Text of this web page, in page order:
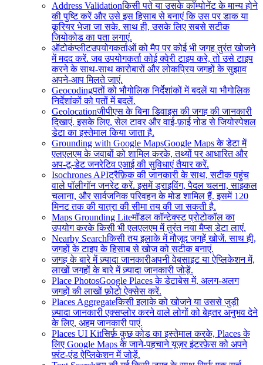
Address Validationकिसी पते या उसके कॉम्पोनेंट के मान्य होने
की पुष्टि करें और उसे इस हिसाब से बनाएं कि उस पर डाक या
कूरियर भेजा जा सके. साथ ही, उसके लिए सबसे सटीक
जियोकोड का पता लगाएं.
ऑटोकंप्लीटउपयोगकर्ताओं को मैप पर कोई भी जगह तुरंत खोजने
में मदद करें. जब उपयोगकर्ता कोई क्वेरी टाइप करे, तो उसे टाइप
करने के साथ-साथ कारोबारों और लोकप्रिय जगहों के सुझाव
अपने-आप मिलते जाएं.
Geocodingपतों को भौगोलिक निर्देशांकों में बदलें या भौगोलिक
निर्देशांकों को पतों में बदलें.
Geolocationजीपीएस के बिना डिवाइस की जगह की जानकारी
दिखाएं. इसके लिए, सेल टावर और वाई-फ़ाई नोड से जियोस्पेशल
डेटा का इस्तेमाल किया जाता है.
Grounding with Google MapsGoogle Maps के डेटा में
एलएलएम के जवाबों को शामिल करके, तथ्यों पर आधारित और
अप-टू-डेट जनरेटिव एआई की सुविधाएं तैयार करें.
Isochrones APIट्रैफ़िक की जानकारी के साथ, सटीक पहुंच
वाले पॉलीगॉन जनरेट करें. इसमें ड्राइविंग, पैदल चलना, साइकल
चलाना, और सार्वजनिक परिवहन के मोड शामिल हैं. इसमें 120
मिनट तक की यात्रा की सीमा तय की जा सकती है.
Maps Grounding Liteमॉडल कॉन्टेक्स्ट प्रोटोकॉल का
उपयोग करके किसी भी एलएलएम में तुरंत नया मैप्स डेटा लाएं.
Nearby Searchकिसी तय इलाके में मौजूद जगहें खोजें. साथ ही,
जगहों के टाइप के हिसाब से खोज को सटीक बनाएं.
जगह के बारे में ज़्यादा जानकारीअपनी वेबसाइट या ऐप्लिकेशन में,
लाखों जगहों के बारे में ज़्यादा जानकारी जोड़ें.
Place PhotosGoogle Places के डेटाबेस में, अलग-अलग
जगहों की लाखों फ़ोटो ऐक्सेस करें.
Places Aggregateकिसी इलाके को खोजने या उससे जुड़ी
ज़्यादा जानकारी एक्सप्लोर करने वाले लोगों को बेहतर अनुभव देने
के लिए, अहम जानकारी पाएं.
Places UI Kitसिर्फ़ कुछ कोड का इस्तेमाल करके, Places के
लिए Google Maps के जाने-पहचाने यूज़र इंटरफ़ेस को अपने
फ़्रंट-एंड ऐप्लिकेशन में जोड़ें.